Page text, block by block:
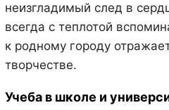
неизгладимый след в
всегда с теплотой
к родному городу
творчестве.
Учеба в школе и